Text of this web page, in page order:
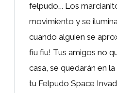
felpudo…. Los
movimiento y se
cuando alguien se
fiu fiu! Tus amigos no
casa, se quedarán en
tu Felpudo Space